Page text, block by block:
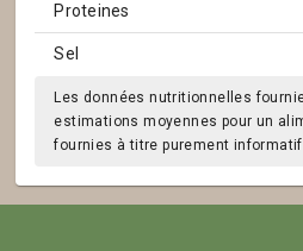
Proteines
Sel
Les données nutritionnelles
estimations moyennes pour un
fournies à titre purement